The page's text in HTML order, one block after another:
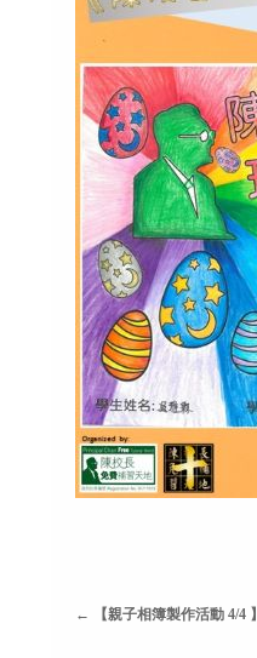
← 【親子相簿製作活動 4/4 】